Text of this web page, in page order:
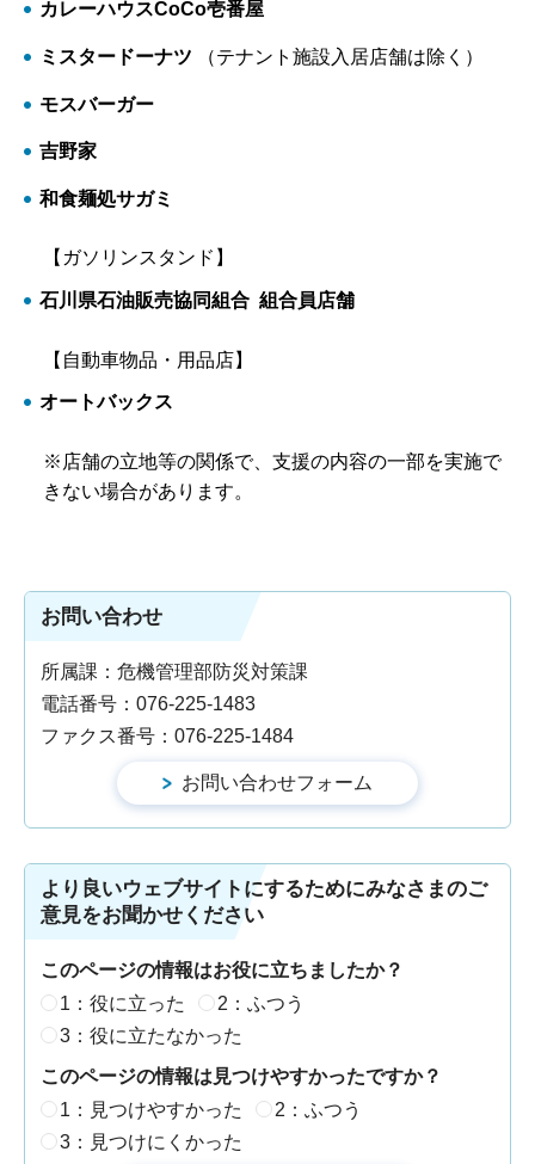
カレーハウスCoCo壱番屋
ミスタードーナツ （テナント施設入居店舗は除く）
モスバーガー
吉野家
和食麺処サガミ
【ガソリンスタンド】
石川県石油販売協同組合 組合員店舗
【自動車物品・用品店】
オートバックス
※店舗の立地等の関係で、支援の内容の一部を実施で
きない場合があります。
お問い合わせ
所属課：危機管理部防災対策課
電話番号：076-225-1483
ファクス番号：076-225-1484
より良いウェブサイトにするためにみなさまのご
意見をお聞かせください
このページの情報はお役に立ちましたか？
1：役に立った
2：ふつう
3：役に立たなかった
このページの情報は見つけやすかったですか？
1：見つけやすかった
2：ふつう
3：見つけにくかった